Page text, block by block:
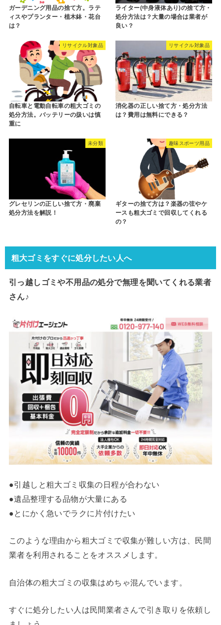
ガーデニング用品の捨て方。ラテ
ィスやプランター・植木鉢・花台
は？
ライター(中身液体あり)の捨て方・
処分方法は？大量の場合は業者が
良い？
リサイクル対象品
自転車と電動自転車の粗大ゴミの
処分方法。バッテリーの扱いは慎
重に
リサイクル対象品
消化器の正しい捨て方・処分方法
は？費用は無料にできる？
未分類
グレセリンの正しい捨て方・廃棄
処分方法を解説！
趣味スポーツ用品
ギターの捨て方は？楽器の弦やケ
ースも粗大ゴミで回収してくれる
の？
粗大ゴミをすぐに処分したい人へ
引っ越しゴミや不用品の処分で無理を聞いてくれる業者
さん♪
●引越しと粗大ゴミ収集の日程が合わない
●遺品整理する品物が大量にある
●とにかく急いでラクに片付けたい
このような理由から粗大ゴミで収集が難しい方は、民間
業者を利用されることをオススメします。
自治体の粗大ゴミの収集はめちゃ混んでいます。
すぐに処分したい人は民間業者さんで引き取りを依頼し